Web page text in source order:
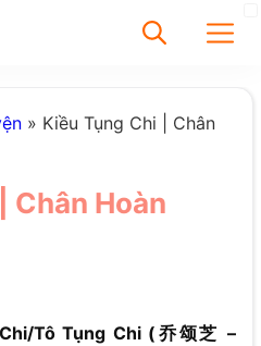
✕
» Kiều Tụng Chi | Chân
Chân Hoàn
Tô Tụng Chi (乔颂芝 –